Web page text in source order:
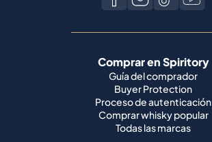
Comprar en Spiritory
Guía del comprador
Buyer Protection
Proceso de autenticación
Comprar whisky popular
Todas las marcas